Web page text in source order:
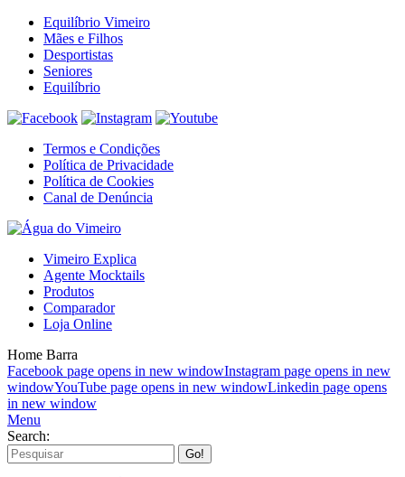
Equilíbrio Vimeiro
Mães e Filhos
Desportistas
Seniores
Equilíbrio
Termos e Condições
Política de Privacidade
Política de Cookies
Canal de Denúncia
Vimeiro Explica
Agente Mocktails
Produtos
Comparador
Loja Online
Home Barra
Facebook page opens in new windowInstagram page opens in new
windowYouTube page opens in new windowLinkedin page opens
in new window
Menu
Search: